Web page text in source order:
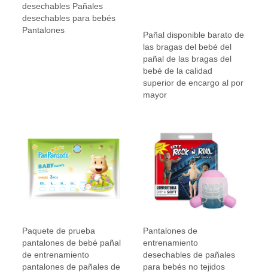
desechables Pañales
desechables para bebés
Pantalones
Pañal disponible barato de
las bragas del bebé del
pañal de las bragas del
bebé de la calidad
superior de encargo al por
mayor
Paquete de prueba
pantalones de bebé pañal
de entrenamiento
pantalones de pañales de
Pantalones de
entrenamiento
desechables de pañales
para bebés no tejidos